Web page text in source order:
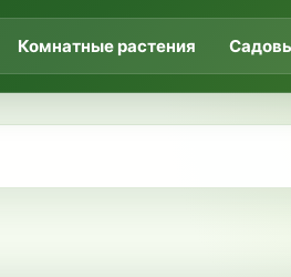
Комнатные растения